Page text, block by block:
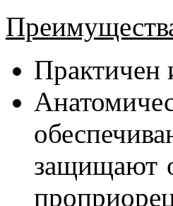
Практичен
защищают